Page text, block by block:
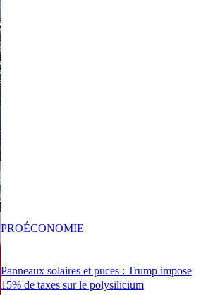
Panneaux solaires et puces : Trump impose
15% de taxes sur le polysilicium
PROÉCONOMIE